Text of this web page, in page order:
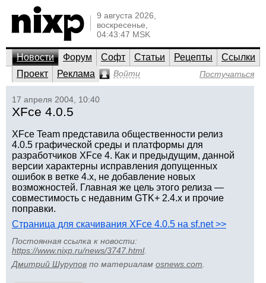
9 августа 2026,
воскресенье,
04:43:47 MSK
Новости Форум Софт Статьи Рецепты
Ссылки
Проект
Реклама Войти Постучаться
17 апреля 2004, 10:40
XFce 4.0.5
XFce Team представила общественности релиз
4.0.5 графической среды и платформы для
разработчиков XFce 4. Как и предыдущим, данной
версии характерны исправления допущенных
ошибок в ветке 4.x, не добавление новых
возможностей. Главная же цель этого релиза —
совместимость с недавним GTK+ 2.4.x и прочие
поправки.
Страница для скачивания XFce 4.0.5 на sf.net >>
Постоянная ссылка к новости:
https://www.nixp.ru/news/3747.html.
Дмитрий Шурупов по материалам osnews.com